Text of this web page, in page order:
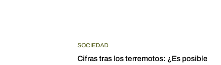
SOCIEDAD
Cifras tras los terremotos: ¿Es posible